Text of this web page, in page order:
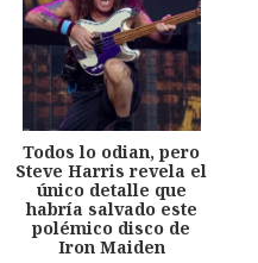
Todos lo odian, pero
Steve Harris revela el
único detalle que
habría salvado este
polémico disco de
Iron Maiden